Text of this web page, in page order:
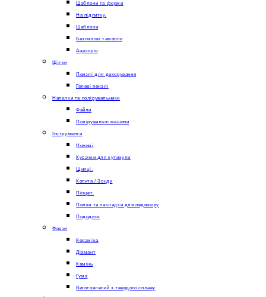
Шаблони та форми
На підпитку.
Шаблони
Безпилові тампони
Ацесорія
Щітки
Пензлі для декорування
Гелеві пензлі
Напилки та полірувальники
Файли
Полірувальні машини
Інструменти
Ножиці
Кусачки для кутикули
Щипці.
Копита / Зонди
Пінцет.
Пилки та накладки для педикюру
Пододиск
Фрези
Кераміка
Діамант
Камінь
Гума
Виготовлений з твердого сплаву